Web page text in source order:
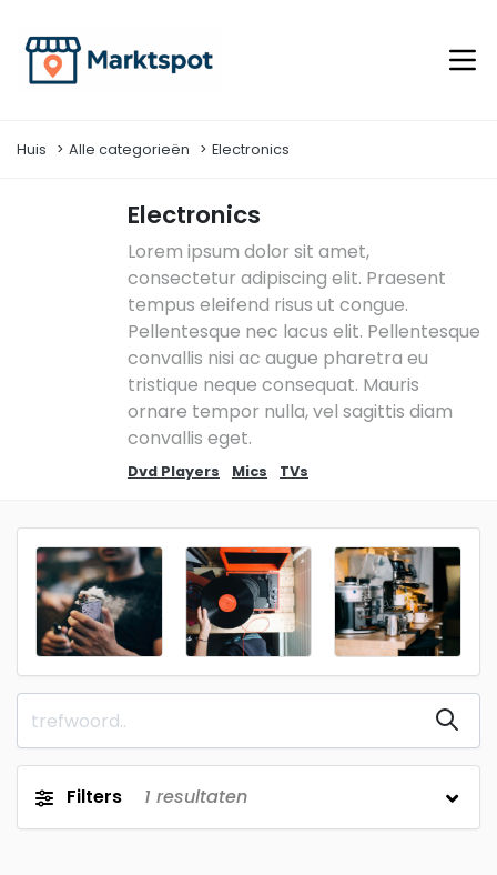
Huis Alle categorieën Electronics
Electronics
Lorem ipsum dolor sit amet,
consectetur adipiscing elit. Praesent
tempus eleifend risus ut congue.
Pellentesque nec lacus elit. Pellentesque
convallis nisi ac augue pharetra eu
tristique neque consequat. Mauris
ornare tempor nulla, vel sagittis diam
convallis eget.
Dvd Players Mics TVs
Filters 1 resultaten